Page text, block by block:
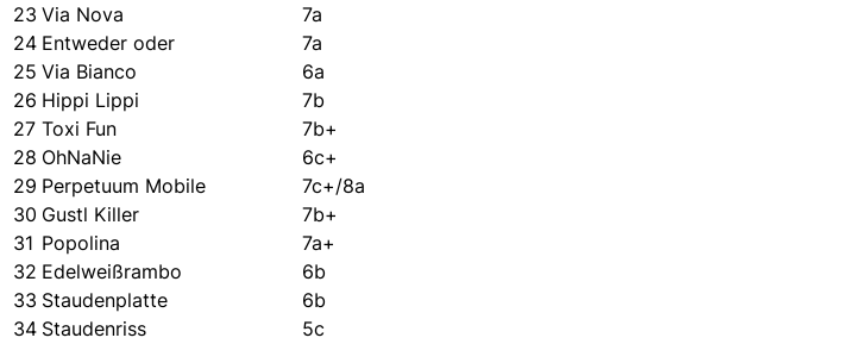
23 Via Nova
7a
24 Entweder oder
7a
25 Via Bianco
6a
26 Hippi Lippi
7b
27 Toxi Fun
7b+
28 OhNaNie
6c+
29 Perpetuum Mobile
7c+/8a
30 Gustl Killer
7b+
31 Popolina
7a+
32 Edelweißrambo
6b
33 Staudenplatte
6b
34 Staudenriss
5c